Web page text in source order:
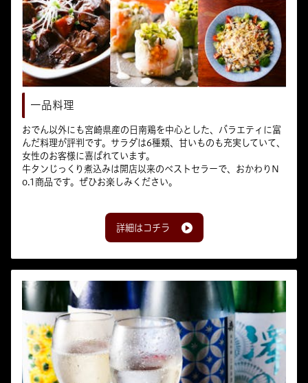
一品料理
おでん以外にも宮崎県産の日南鶏を中心とした、バラエティに富
んだ料理が評判です。サラダは6種類、甘いものも充実していて、
女性のお客様に喜ばれています。
牛タンじっくり煮込みは開店以来のベストセラーで、おかわりN
o.1商品です。ぜひお楽しみください。
詳細はコチラ